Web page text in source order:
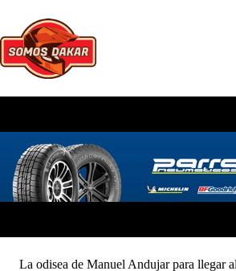
contenido
La odisea de Manuel Andujar para llegar